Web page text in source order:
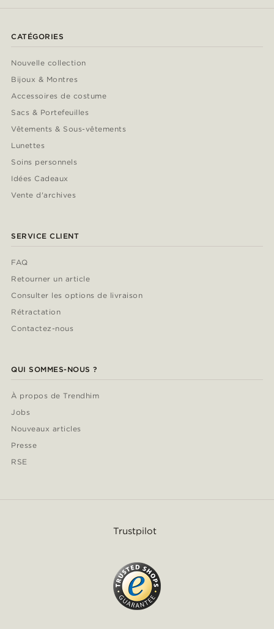
CATÉGORIES
Nouvelle collection
Bijoux & Montres
Accessoires de costume
Sacs & Portefeuilles
Vêtements & Sous-vêtements
Lunettes
Soins personnels
Idées Cadeaux
Vente d'archives
SERVICE CLIENT
FAQ
Retourner un article
Consulter les options de livraison
Rétractation
Contactez-nous
QUI SOMMES-NOUS ?
À propos de Trendhim
Jobs
Nouveaux articles
Presse
RSE
Trustpilot